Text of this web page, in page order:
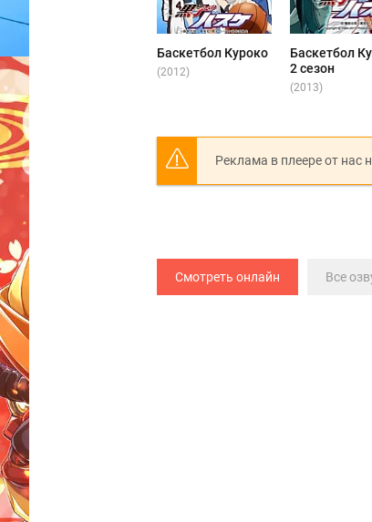
Баскетбол Куроко
(2012)
Баскетбол
2 сезон
(2013)
Реклама в плеере от нас
Смотреть онлайн Все